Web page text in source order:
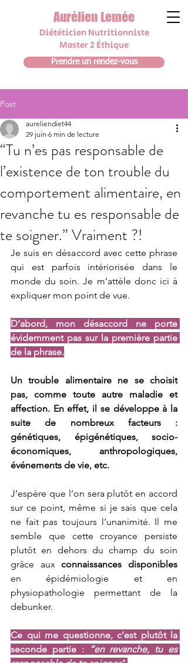
Aurélien Lemée
Diététicien Nutritionniste
Master 2 Éthique
Prendre un rendez-vous
Post
“Tu n’es pas responsable de
l’existence de ton trouble du
comportement alimentaire, en
revanche tu es responsable de
te soigner.” Vraiment ?!
aureliendiet44
29 juin 6 min de lecture
Je suis en désaccord avec cette phrase
qui est parfois intériorisée dans le
monde du soin. Je m’attèle donc ici à
expliquer mon point de vue.
D’abord, mon désaccord ne porte
évidemment pas sur la première partie
de la phrase.
Un trouble alimentaire ne se choisit
pas, comme toute autre maladie et
affection. En effet, il se développe à la
suite de nombreux facteurs :
génétiques, épigénétiques, socio-
économiques, anthropologiques,
événements de vie, etc.
J’espère que l’on sera plutôt en accord
sur ce point, même si je sais que cela
ne fait pas toujours l’unanimité. Il me
semble que cette croyance persiste
plutôt en dehors du champ du soin
grâce aux connaissances disponibles
en épidémiologie et en
physiopathologie permettant de la
debunker.
Ce qui me questionne, c’est plutôt la
seconde partie :
“en revanche, tu es